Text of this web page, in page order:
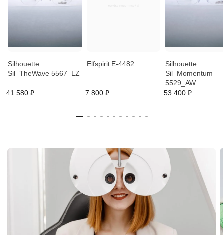
Silhouette
Sil_TheWave 5567_LZ
41 580 ₽
Elfspirit E-4482
7 800 ₽
Silhouette
Sil_Momentum
5529_AW
53 400 ₽